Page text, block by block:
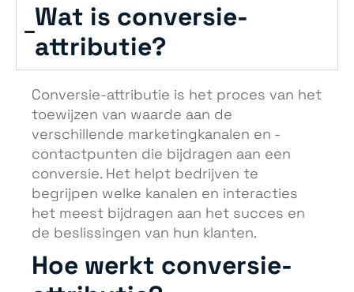
Wat is conversie-
attributie?
Conversie-attributie is het proces van het
toewijzen van waarde aan de
verschillende marketingkanalen en -
contactpunten die bijdragen aan een
conversie. Het helpt bedrijven te
begrijpen welke kanalen en interacties
het meest bijdragen aan het succes en
de beslissingen van hun klanten.
Hoe werkt conversie-